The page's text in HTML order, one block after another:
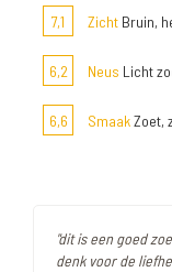
7,1
Zicht Bruin,
6,2 Neus Licht
6,6 SmaakZoet,
"dit is een goed
denk voor de